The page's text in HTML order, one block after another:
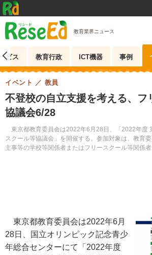
教育業界ニュース
ビス 教育行政 ICT機器 事例
不登校の自立支援を考える、フ
協議会6/28
東京都教育委員会は2022年6月28日、「2022年度
スクール等協議会」を開催する。参加対象は、教育
主事等の学校等関係者またはフリースクール等関係
イベント 教員
東京都教育委員会は2022年6月
28日、国立オリンピック記念青少
年総合センターにて「2022年度